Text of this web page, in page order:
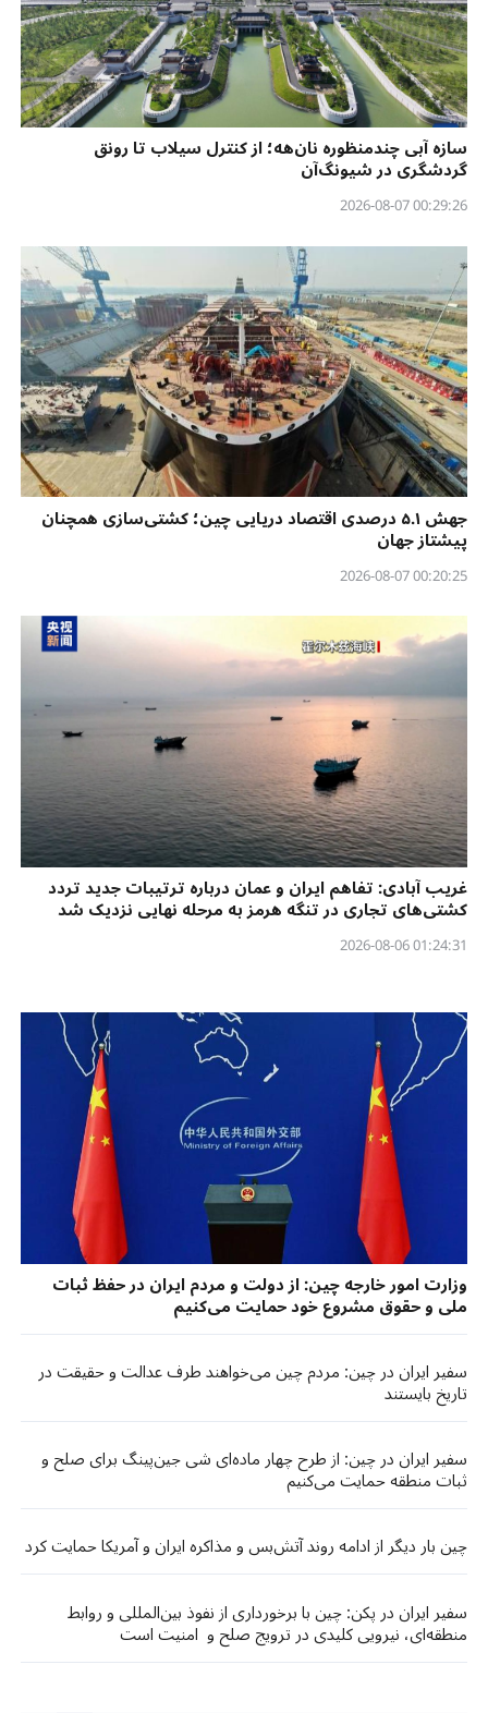
سازه آبی چندمنظوره نان‌هه؛ از کنترل سیلاب تا رونق
گردشگری در شیونگ‌آن
00:29:26 2026-08-07
جهش ۵.۱ درصدی اقتصاد دریایی چین؛ کشتی‌سازی همچنان
پیشتاز جهان
00:20:25 2026-08-07
غریب آبادی: تفاهم ایران و عمان درباره ترتیبات جدید تردد
کشتی‌های تجاری در تنگه هرمز به مرحله نهایی نزدیک شد
01:24:31 2026-08-06
وزارت امور خارجه چین: از دولت و مردم ایران در حفظ ثبات
ملی و حقوق مشروع خود حمایت می‌کنیم
سفیر ایران در چین: مردم چین می‌خواهند طرف عدالت و حقیقت در
تاریخ بایستند
سفیر ایران در چین: از طرح چهار ماده‌ای شی جین‌پینگ برای صلح و
ثبات منطقه حمایت می‌کنیم
چین بار دیگر از ادامه روند آتش‌بس و مذاکره ایران و آمریکا حمایت کرد
سفیر ایران در پکن: چین با برخورداری از نفوذ بین‌المللی و روابط
منطقه‌ای، نیرویی کلیدی در ترویج صلح و امنیت است